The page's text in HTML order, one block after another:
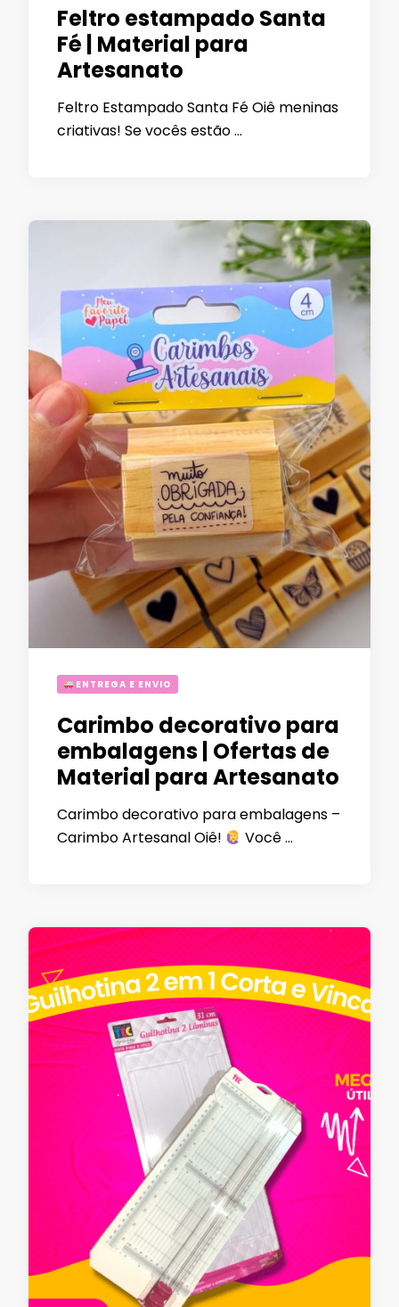
Feltro estampado Santa
Fé | Material para
Artesanato
Feltro Estampado Santa Fé Oiê meninas
criativas! Se vocês estão …
ENTREGA E ENVIO
Carimbo decorativo para
embalagens | Ofertas de
Material para Artesanato
Carimbo decorativo para embalagens –
Carimbo Artesanal Oiê!
Você …